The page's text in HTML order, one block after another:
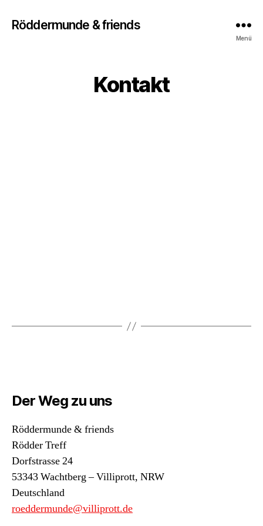
Röddermunde & friends
Menü
Kontakt
Der Weg zu uns
Röddermunde & friends
Rödder Treff
Dorfstrasse 24
53343 Wachtberg – Villiprott, NRW
Deutschland
roeddermunde@villiprott.de